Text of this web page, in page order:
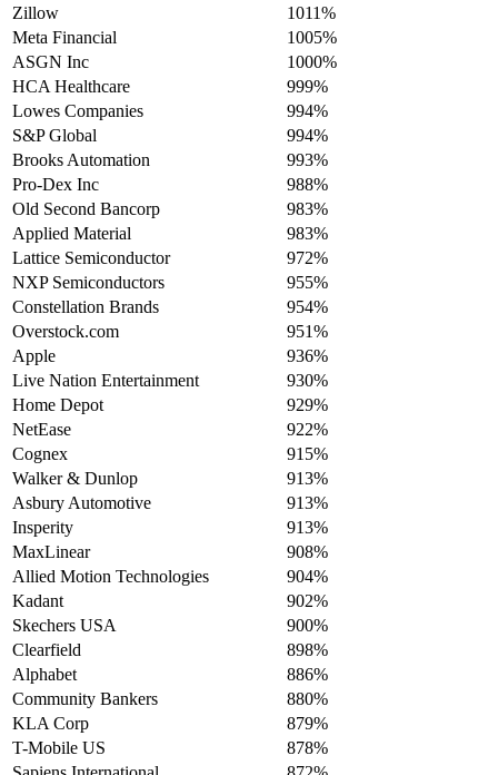
Zillow
1011%
Meta Financial
1005%
ASGN Inc
1000%
HCA Healthcare
999%
Lowes Companies
994%
S&P Global
994%
Brooks Automation
993%
Pro-Dex Inc
988%
Old Second Bancorp
983%
Applied Material
983%
Lattice Semiconductor
972%
NXP Semiconductors
955%
Constellation Brands
954%
Overstock.com
951%
Apple
936%
Live Nation Entertainment
930%
Home Depot
929%
NetEase
922%
Cognex
915%
Walker & Dunlop
913%
Asbury Automotive
913%
Insperity
913%
MaxLinear
908%
Allied Motion Technologies
904%
Kadant
902%
Skechers USA
900%
Clearfield
898%
Alphabet
886%
Community Bankers
880%
KLA Corp
879%
T-Mobile US
878%